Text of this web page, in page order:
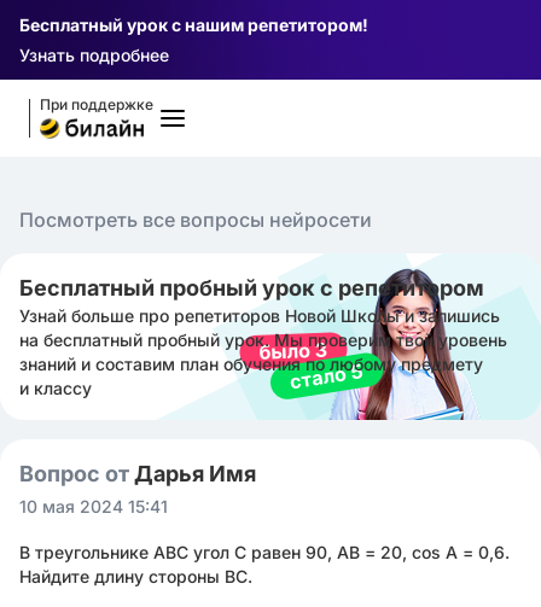
Бесплатный урок с нашим репетитором!
Узнать подробнее
При поддержке
Посмотреть все вопросы нейросети
Бесплатный пробный урок с репетитором
Узнай больше про репетиторов Новой Школы и запишись
на бесплатный пробный урок. Мы проверим твой уровень
знаний и составим план обучения по любому предмету
и классу
Вопрос отДарья Имя
10 мая 2024 15:41
В треугольнике ABC угол С равен 90, АВ = 20, cos А = 0,6.
Найдите длину стороны ВС.